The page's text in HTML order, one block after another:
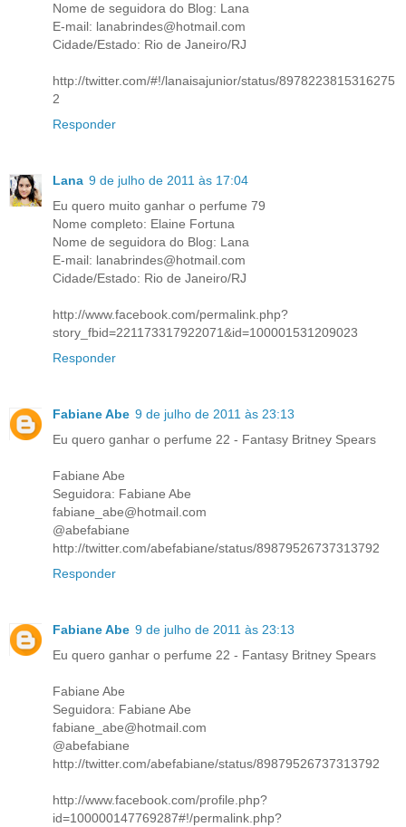
Nome de seguidora do Blog: Lana
E-mail: lanabrindes@hotmail.com
Cidade/Estado: Rio de Janeiro/RJ
http://twitter.com/#!/lanaisajunior/status/8978223815316275
2
Responder
Lana 9 de julho de 2011 às 17:04
Eu quero muito ganhar o perfume 79
Nome completo: Elaine Fortuna
Nome de seguidora do Blog: Lana
E-mail: lanabrindes@hotmail.com
Cidade/Estado: Rio de Janeiro/RJ
http://www.facebook.com/permalink.php?
story_fbid=221173317922071&id=100001531209023
Responder
Fabiane Abe 9 de julho de 2011 às 23:13
Eu quero ganhar o perfume 22 - Fantasy Britney Spears
Fabiane Abe
Seguidora: Fabiane Abe
fabiane_abe@hotmail.com
@abefabiane
http://twitter.com/abefabiane/status/89879526737313792
Responder
Fabiane Abe 9 de julho de 2011 às 23:13
Eu quero ganhar o perfume 22 - Fantasy Britney Spears
Fabiane Abe
Seguidora: Fabiane Abe
fabiane_abe@hotmail.com
@abefabiane
http://twitter.com/abefabiane/status/89879526737313792
http://www.facebook.com/profile.php?
id=100000147769287#!/permalink.php?